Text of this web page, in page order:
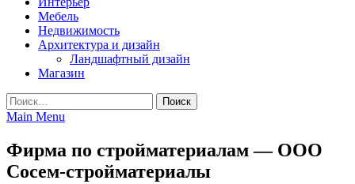
Мебель
Недвижимость
Архитектура и дизайн
Ландшафтный дизайн
Магазин
Найти:
Main Menu
Фирма по стройматериалам — ООО
Сосем-стройматериалы